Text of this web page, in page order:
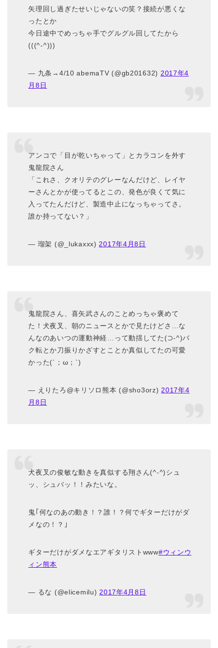
矢理回し過ぎたせいじゃないの笑？接続が悪くな
ったとか
今日途中でめっちゃ手でグルグル回してたから
(((^-^)))
— 九条→4/10 abemaTV (@gb201632) 2017年4
月8日
アンコで「目が乾いちゃって」とカラコンを外す
鬼龍院さん
「これさ、クオリテのグレーなんだけど、レイヤ
ーさんとかが使ってるとこの、発色が良くて気に
入ってたんだけど、製造中止になっちゃってさ。
誰か持ってない？」
— 瑠架 (@_lukaxxx) 2017年4月8日
鬼龍院さん、喜矢武さんのことめっちゃ褒めて
た！犬夜叉、朝のニュースとかで見たけどさ…な
んなのあいつの運動神経…って動揺してた(⊃-^)バ
ク転とか刀振りかざすとことか真似してたの可愛
かった(´；ω；`)
— えりたろ@キリソロ熊本 (@sho3orz)2017年4
月8日
犬夜叉の俊敏な動きを真似する翔さん(^-^)シュ
ッ、シュバッ！！みたいな。
鬼｢何なのあの動き！？誰！？何でギターだけがダ
メなの！？｣
ギターだけがダメなエアギタリストwww#ウィンウ
ィン熊本
— るな (@elicemilu) 2017年4月8日